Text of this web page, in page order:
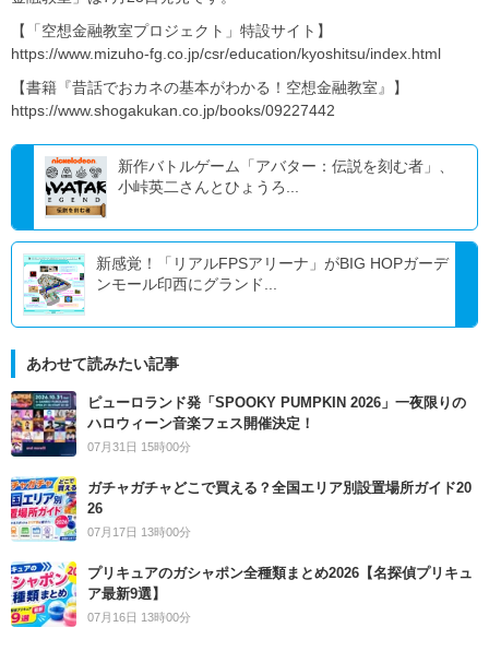
【「空想金融教室プロジェクト」特設サイト】
https://www.mizuho-fg.co.jp/csr/education/kyoshitsu/index.html
【書籍『昔話でおカネの基本がわかる！空想金融教室』】
https://www.shogakukan.co.jp/books/09227442
新作バトルゲーム「アバター：伝説を刻む者」、
小峠英二さんとひょうろ...
新感覚！「リアルFPSアリーナ」がBIG HOPガーデ
ンモール印西にグランド...
あわせて読みたい記事
ピューロランド発「SPOOKY PUMPKIN 2026」一夜限りの
ハロウィーン音楽フェス開催決定！
07月31日 15時00分
ガチャガチャどこで買える？全国エリア別設置場所ガイド20
26
07月17日 13時00分
プリキュアのガシャポン全種類まとめ2026【名探偵プリキュ
ア最新9選】
07月16日 13時00分